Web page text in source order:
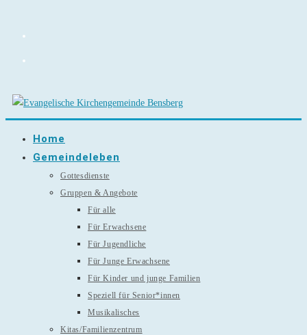
Home
Gemeindeleben
Gottesdienste
Gruppen & Angebote
Für alle
Für Erwachsene
Für Jugendliche
Für Junge Erwachsene
Für Kinder und junge Familien
Speziell für Senior*innen
Musikalisches
Kitas/Familienzentrum